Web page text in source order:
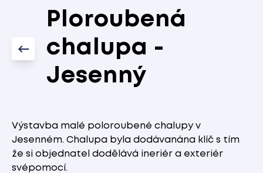
Ploroubená
chalupa -
Jesenný
Výstavba malé poloroubené chalupy v
Jesenném. Chalupa byla dodávanána klíč s tím
že si objednatel dodělává ineriér a exteriér
svépomocí.